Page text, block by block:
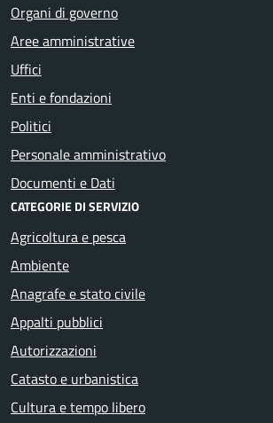
Organi di governo
Aree amministrative
Uffici
Enti e fondazioni
Politici
Personale amministrativo
Documenti e Dati
CATEGORIE DI SERVIZIO
Agricoltura e pesca
Ambiente
Anagrafe e stato civile
Appalti pubblici
Autorizzazioni
Catasto e urbanistica
Cultura e tempo libero